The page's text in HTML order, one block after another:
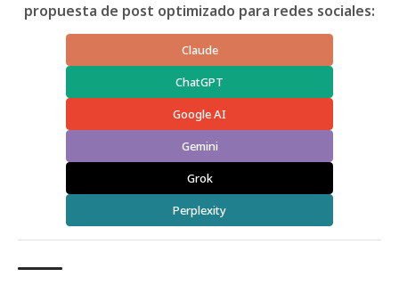
propuesta de post optimizado para redes sociales:
Claude
ChatGPT
Google AI
Gemini
Grok
Perplexity